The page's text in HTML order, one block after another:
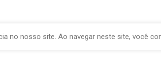
no nosso site. Ao navegar neste site, você